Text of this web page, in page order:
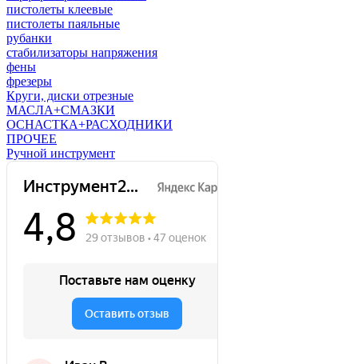
пистолеты клеевые
пистолеты паяльные
рубанки
стабилизаторы напряжения
фены
фрезеры
Круги, диски отрезные
МАСЛА+СМАЗКИ
ОСНАСТКА+РАСХОДНИКИ
ПРОЧЕЕ
Ручной инструмент